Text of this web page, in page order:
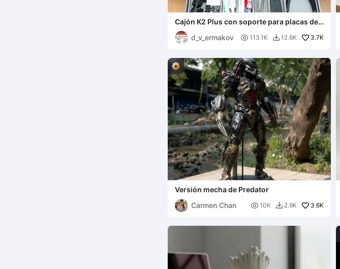
Cajón K2 Plus con soporte para placas de
montaje
d_v_ermakov
 113.1K  12.6K 3.7K
Versión mecha de Predator
Carmen Chan
 10K  2.9K 3.6K